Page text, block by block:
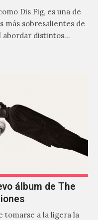
Dis Fig, es una de
más sobresalientes de
abordar distintos
álbum de The
tomarse a la ligera la